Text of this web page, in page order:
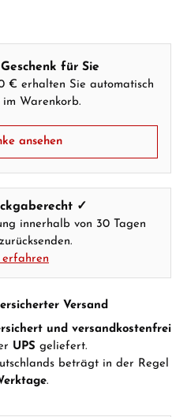
anrufen
Chat
für Sie
€ erhalten Sie automatisch
Warenkorb.
ansehen
✓
innerhalb von 30 Tagen
erfahren
Versand
und versandkostenfrei
UPS geliefert.
beträgt in der Regel
.